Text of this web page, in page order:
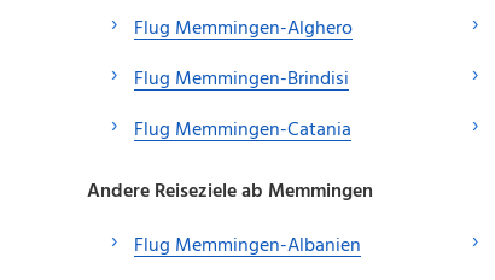
Flug Memmingen-Alghero
Flug Memmingen-Brindisi
Flug Memmingen-Catania
Andere Reiseziele ab Memmingen
Flug Memmingen-Albanien